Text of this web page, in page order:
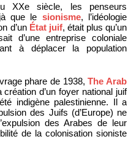
XXe siècle, les penseurs
que le sionisme, l’idéologie
d’un État juif, était plus qu’un
d’une entreprise coloniale
à déplacer la population
phare de 1938,The Arab
d’un foyer national juif
indigène palestinienne. Il a
des Juifs (d’Europe) ne
des Arabes de leur
de la colonisation sioniste